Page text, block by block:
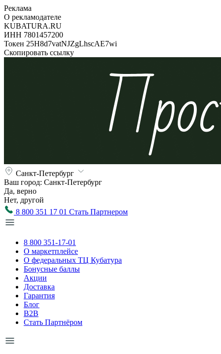
Реклама
О рекламодателе
KUBATURA.RU
ИНН 7801457200
Токен 25H8d7vatNJZgLhscAE7wi
Скопировать ссылку
Санкт-Петербург
Ваш город: Санкт-Петербург
Да, верно
Нет, другой
8 800 351 17 01 Стать Партнером
8 800 351-17-01
О маркетплейсе
О федеральных ТЦ Кубатура
Бонусные баллы
Акции
Доставка
Гарантия
Блог
B2B
Стать Партнёром